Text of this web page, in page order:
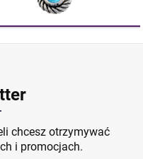
chcesz otrzymywać
i promocjach.